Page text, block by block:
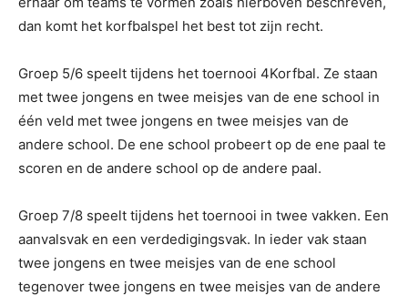
dan komt het korfbalspel het best tot zijn recht.
Groep 5/6 speelt tijdens het toernooi 4Korfbal. Ze staan
met twee jongens en twee meisjes van de ene school in
één veld met twee jongens en twee meisjes van de
andere school. De ene school probeert op de ene paal te
scoren en de andere school op de andere paal.
Groep 7/8 speelt tijdens het toernooi in twee vakken. Een
aanvalsvak en een verdedigingsvak. In ieder vak staan
twee jongens en twee meisjes van de ene school
tegenover twee jongens en twee meisjes van de andere